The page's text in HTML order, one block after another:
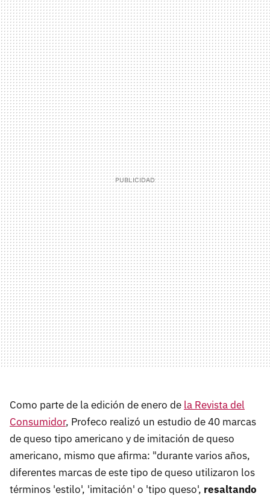
Como parte de la edición de enero de la Revista del
Consumidor, Profeco realizó un estudio de 40 marcas
de queso tipo americano y de imitación de queso
americano, mismo que afirma: "durante varios años,
diferentes marcas de este tipo de queso utilizaron los
términos 'estilo', 'imitación' o 'tipo queso', resaltando